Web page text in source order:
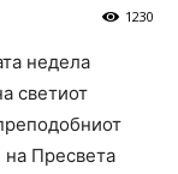
1230
недела
светиот
на Пресвета